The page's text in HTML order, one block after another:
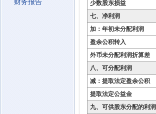
财务报告
少数股东损益
七、净利润
加：年初未分配利润
盈余公积转入
外币未分配利润折算差
八、可分配利润
减：提取法定盈余公积
提取法定公益金
九、可供股东分配的利润